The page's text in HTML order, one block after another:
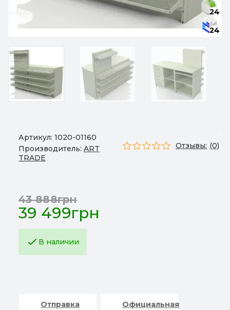
24
24
Артикул: 1020-01160
Производитель: ART
TRADE
Отзывы: (0)
39 499грн
43 888грн
В наличии
Отправка
Официальная